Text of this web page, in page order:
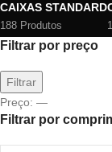
CAIXAS STANDARD
188 Produtos
Filtrar por preço
Filtrar
Preço: —
Filtrar por